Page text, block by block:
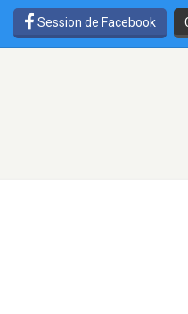
Session de Facebook